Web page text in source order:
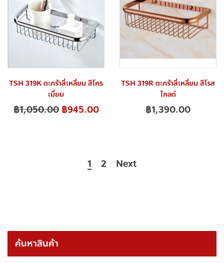
TSH 319K ตะกร้าสี่เหลี่ยม สีโคร
เมี่ยม
฿1,050.00 ฿945.00
TSH 319R ตะกร้าสี่เหลี่ยม สีโรส
โกลด์
฿1,390.00
1 2 Next
ค้นหาสินค้า